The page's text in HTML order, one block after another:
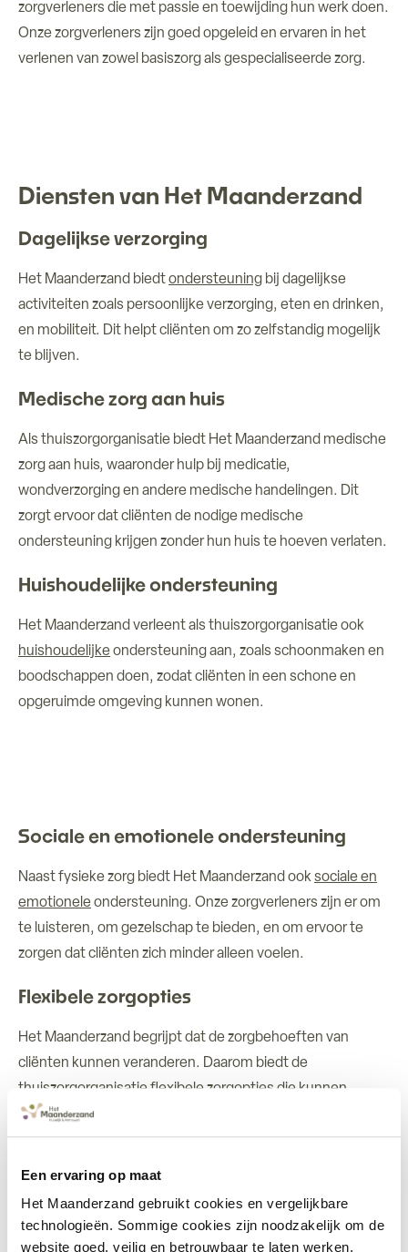
Een ervaring op maat
Het Maanderzand gebruikt cookies en vergelijkbare
technologieën. Sommige cookies zijn noodzakelijk om de
website goed, veilig en betrouwbaar te laten werken.
zorgverleners die met passie en toewijding hun werk doen.
Onze zorgverleners zijn goed opgeleid en ervaren in het
verlenen van zowel basiszorg als gespecialiseerde zorg.
Diensten van Het Maanderzand
Dagelijkse verzorging
Het Maanderzand biedtondersteuning bij dagelijkse
activiteiten zoals persoonlijke verzorging, eten en drinken,
en mobiliteit. Dit helpt cliënten om zo zelfstandig mogelijk
te blijven.
Medische zorg aan huis
Als thuiszorgorganisatie biedt Het Maanderzand medische
zorg aan huis, waaronder hulp bij medicatie,
wondverzorging en andere medische handelingen. Dit
zorgt ervoor dat cliënten de nodige medische
ondersteuning krijgen zonder hun huis te hoeven verlaten.
Huishoudelijke ondersteuning
Het Maanderzand verleent als thuiszorgorganisatie ook
huishoudelijkeondersteuning aan, zoals schoonmaken en
boodschappen doen, zodat cliënten in een schone en
opgeruimde omgeving kunnen wonen.
Sociale en emotionele ondersteuning
Naast fysieke zorg biedt Het Maanderzand ooksociale en
emotioneleondersteuning. Onze zorgverleners zijn er om
te luisteren, om gezelschap te bieden, en om ervoor te
zorgen dat cliënten zich minder alleen voelen.
Flexibele zorgopties
Het Maanderzand begrijpt dat de zorgbehoeften van
cliënten kunnen veranderen. Daarom biedt de
thuiszorgorganisatie flexibele zorgopties die kunnen
worden aangepast aan de behoeften van de cliënt. Of het
nu gaat om een paar uur zorg per week of dagelijkse
Ondersteuning voor mantelzorgers